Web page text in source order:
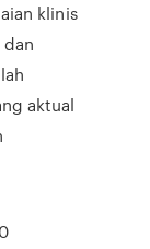
klinis
aktual